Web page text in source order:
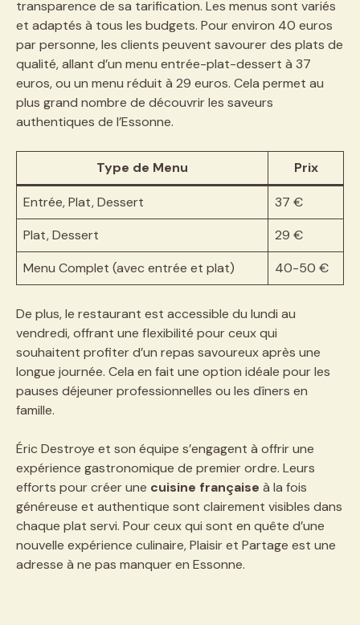
transparence de sa tarification. Les menus sont variés
et adaptés à tous les budgets. Pour environ 40 euros
par personne, les clients peuvent savourer des plats de
qualité, allant d’un menu entrée-plat-dessert à 37
euros, ou un menu réduit à 29 euros. Cela permet au
plus grand nombre de découvrir les saveurs
authentiques de l’Essonne.
Type de Menu Prix
Entrée, Plat, Dessert
37 €
Plat, Dessert
29 €
Menu Complet (avec entrée et plat)
40-50 €
De plus, le restaurant est accessible du lundi au
vendredi, offrant une flexibilité pour ceux qui
souhaitent profiter d’un repas savoureux après une
longue journée. Cela en fait une option idéale pour les
pauses déjeuner professionnelles ou les dîners en
famille.
Éric Destroye et son équipe s’engagent à offrir une
expérience gastronomique de premier ordre. Leurs
efforts pour créer une cuisine française à la fois
généreuse et authentique sont clairement visibles dans
chaque plat servi. Pour ceux qui sont en quête d’une
nouvelle expérience culinaire, Plaisir et Partage est une
adresse à ne pas manquer en Essonne.